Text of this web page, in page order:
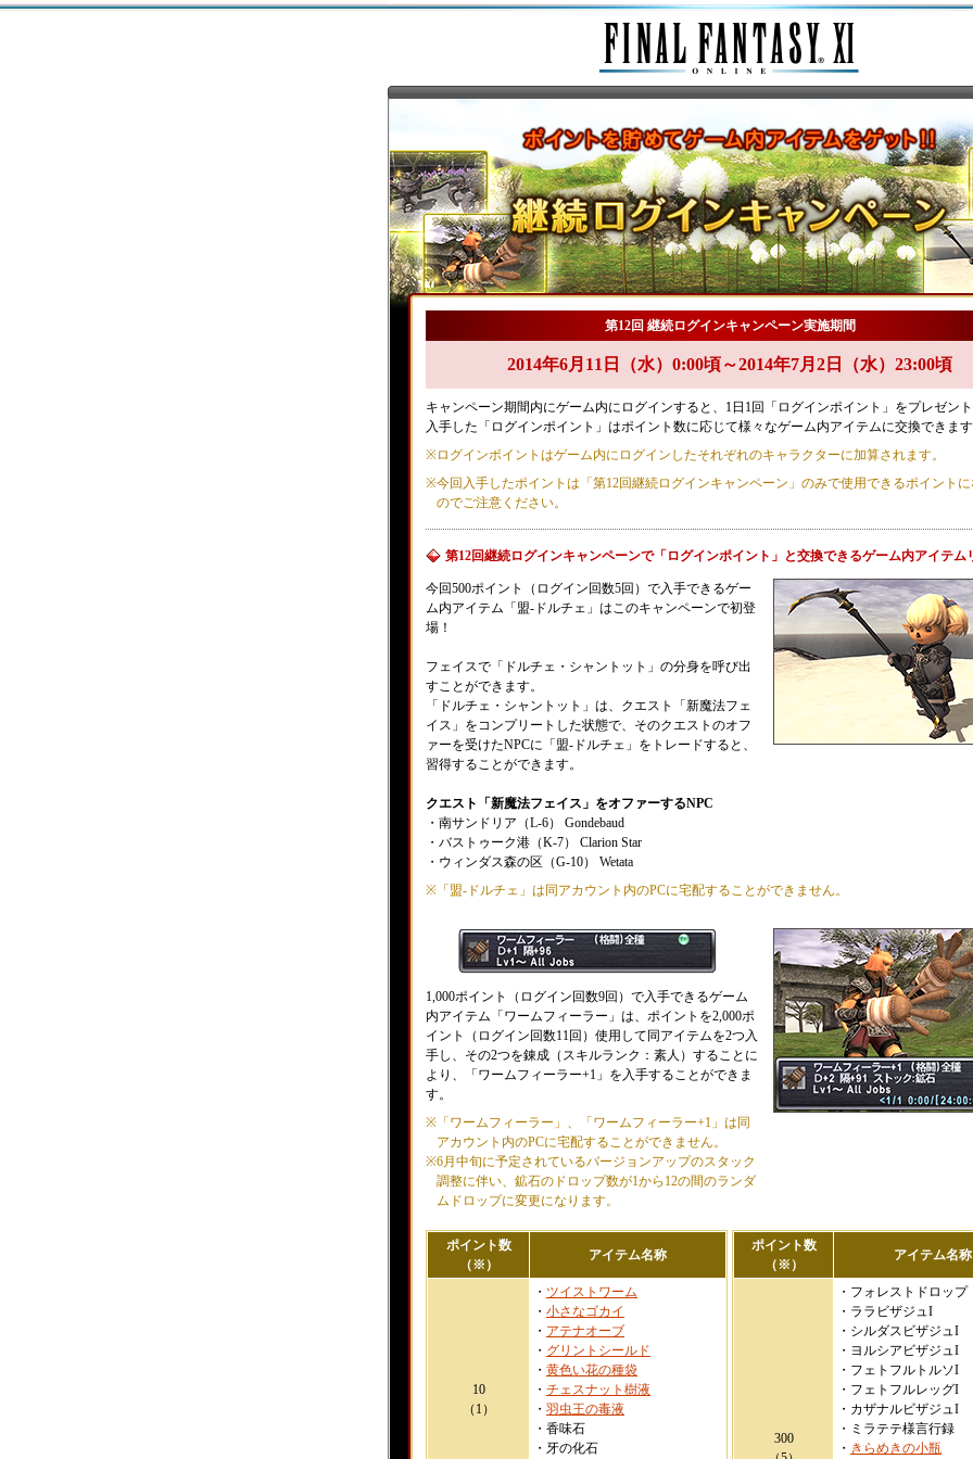
第12回 継続ログインキャンペーン実施期間
2014年6月11日（水）0:00頃～2014年7月2日（水）23:00頃
キャンペーン期間内にゲーム内にログインすると、1日1回「ログインポイント」をプレゼン
入手した「ログインポイント」はポイント数に応じて様々なゲーム内アイテムに交換できま
※ログインポイントはゲーム内にログインしたそれぞれのキャラクターに加算されます。
※今回入手したポイントは「第12回継続ログインキャンペーン」のみで使用できるポイント
のでご注意ください。
第12回継続ログインキャンペーンで「ログインポイント」と交換できるゲーム内アイテム
今回500ポイント（ログイン回数5回）で入手できるゲー
ム内アイテム「盟-ドルチェ」はこのキャンペーンで初登
場！
フェイスで「ドルチェ・シャントット」の分身を呼び出
すことができます。
「ドルチェ・シャントット」は、クエスト「新魔法フェ
イス」をコンプリートした状態で、そのクエストのオフ
ァーを受けたNPCに「盟-ドルチェ」をトレードすると、
習得することができます。
クエスト「新魔法フェイス」をオファーするNPC
・南サンドリア（L-6） Gondebaud
・バストゥーク港（K-7） Clarion Star
・ウィンダス森の区（G-10） Wetata
※ 「盟-ドルチェ」は同アカウント内のPCに宅配することができません。
1,000ポイント（ログイン回数9回）で入手できるゲーム
内アイテム「ワームフィーラー」は、ポイントを2,000ポ
イント（ログイン回数11回）使用して同アイテムを2つ入
手し、その2つを錬成（スキルランク：素人）することに
より、「ワームフィーラー+1」を入手することができま
す。
※ 「ワームフィーラー」、「ワームフィーラー+1」は同
アカウント内のPCに宅配することができません。
※6月中旬に予定されているバージョンアップのスタック
調整に伴い、鉱石のドロップ数が1から12の間のランダ
ムドロップに変更になります。
ポイント数
（※）
アイテム名称
10
（1）
・ ツイストワーム
・ 小さなゴカイ
・ アテナオーブ
・ グリントシールド
・ 黄色い花の種袋
・ チェスナット樹液
・ 羽虫王の毒液
・香味石
・牙の化石
ポイント数
（※）
アイテム名称
300
・フォレストドロップ
・ララビザジュI
・シルダスビザジュI
・ヨルシアビザジュI
・フェトフルトルソI
・フェトフルレッグI
・カザナルビザジュI
・ミラテテ様言行録
・ きらめきの小瓶